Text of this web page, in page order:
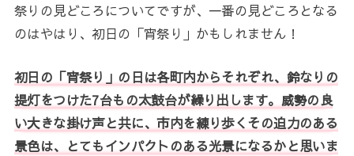
祭りの見どころについてですが、一番の見どころとなる
のはやはり、初日の「宵祭り」かもしれません！
初日の「宵祭り」の日は各町内からそれぞれ、鈴なりの
提灯をつけた7台もの太鼓台が繰り出します。威勢の良
い大きな掛け声と共に、市内を練り歩くその迫力のある
景色は、とてもインパクトのある光景になるかと思いま